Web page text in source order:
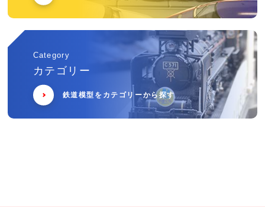
Category
カテゴリー
鉄道模型をカテゴリーから探す